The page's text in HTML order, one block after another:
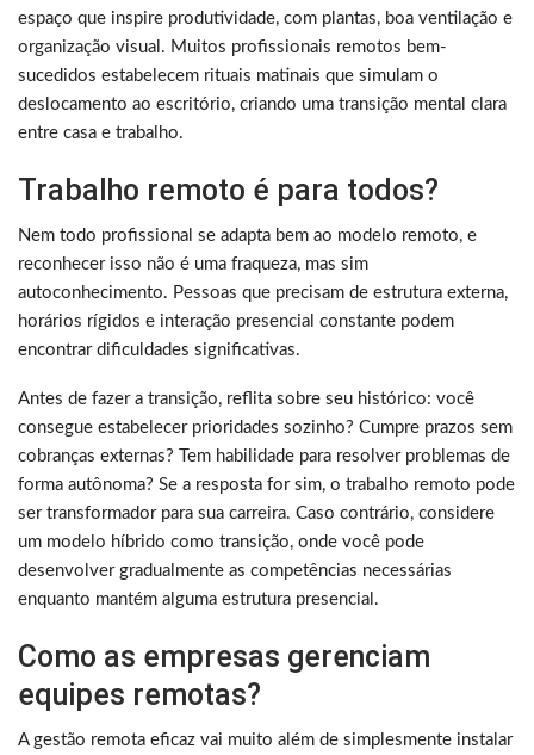
espaço que inspire produtividade, com plantas, boa ventilação e
organização visual. Muitos profissionais remotos bem-
sucedidos estabelecem rituais matinais que simulam o
deslocamento ao escritório, criando uma transição mental clara
entre casa e trabalho.
Trabalho remoto é para todos?
Nem todo profissional se adapta bem ao modelo remoto, e
reconhecer isso não é uma fraqueza, mas sim
autoconhecimento. Pessoas que precisam de estrutura externa,
horários rígidos e interação presencial constante podem
encontrar dificuldades significativas.
Antes de fazer a transição, reflita sobre seu histórico: você
consegue estabelecer prioridades sozinho? Cumpre prazos sem
cobranças externas? Tem habilidade para resolver problemas de
forma autônoma? Se a resposta for sim, o trabalho remoto pode
ser transformador para sua carreira. Caso contrário, considere
um modelo híbrido como transição, onde você pode
desenvolver gradualmente as competências necessárias
enquanto mantém alguma estrutura presencial.
Como as empresas gerenciam
equipes remotas?
A gestão remota eficaz vai muito além de simplesmente instalar